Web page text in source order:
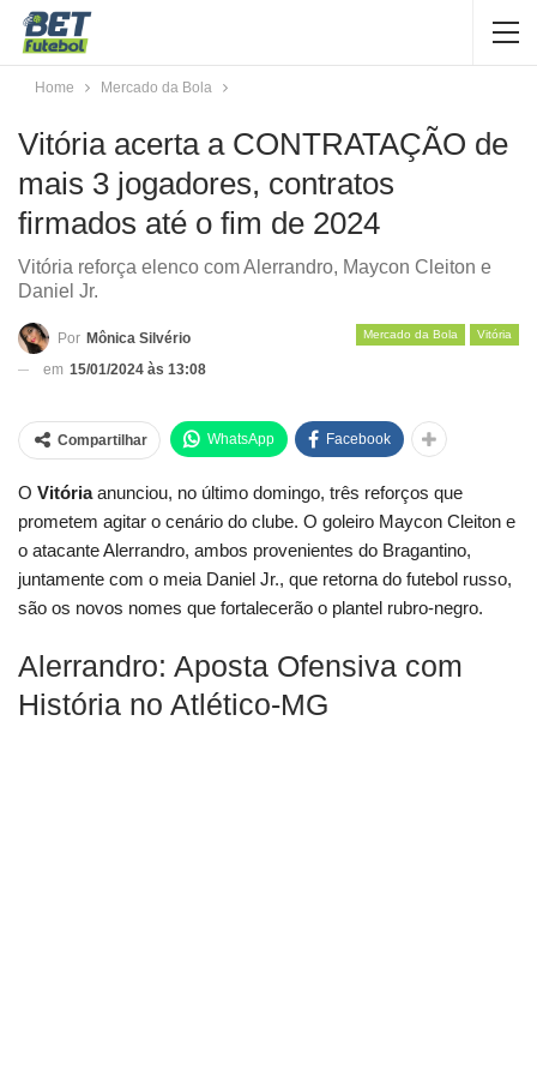
Home Mercado da Bola
Vitória acerta a CONTRATAÇÃO de
mais 3 jogadores, contratos
firmados até o fim de 2024
Vitória reforça elenco com Alerrandro, Maycon Cleiton e
Daniel Jr.
Mercado da Bola Vitória
Por Mônica Silvério
em 15/01/2024 às 13:08
Compartilhar WhatsApp Facebook
O Vitóriaanunciou, no último domingo, três reforços que
prometem agitar o cenário do clube. O goleiro Maycon Cleiton e
o atacante Alerrandro, ambos provenientes do Bragantino,
juntamente com o meia Daniel Jr., que retorna do futebol russo,
são os novos nomes que fortalecerão o plantel rubro-negro.
Alerrandro: Aposta Ofensiva com
História no Atlético-MG